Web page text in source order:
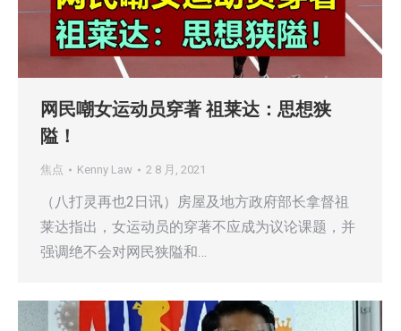
网民嘲女运动员穿著 祖莱达：思想狭
隘！
焦点 Kenny Law 2 8 月, 2021
（八打灵再也2日讯）房屋及地方政府部长拿督祖
莱达指出，女运动员的穿著不应成为议论课题，并
强调绝不会对网民狭隘和…